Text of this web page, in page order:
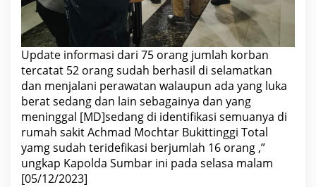
r
a
p
M
e
l
a
p
o
r
Update informasi dari 75 orang jumlah korban
tercatat 52 orang sudah berhasil di selamatkan
dan menjalani perawatan walaupun ada yang luka
berat sedang dan lain sebagainya dan yang
meninggal [MD]sedang di identifikasi semuanya di
rumah sakit Achmad Mochtar Bukittinggi Total
yamg sudah teridefikasi berjumlah 16 orang ,”
ungkap Kapolda Sumbar ini pada selasa malam
[05/12/2023]